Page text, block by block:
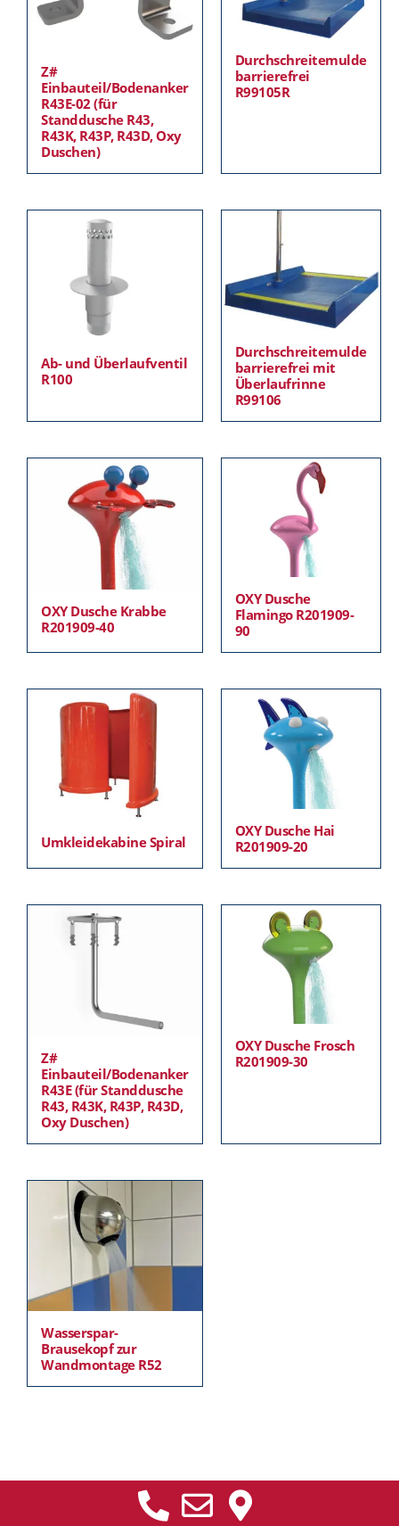
Z#
Einbauteil/Bodenanker
R43E-02 (für
Standdusche R43,
R43K, R43P, R43D, Oxy
Duschen)
Durchschreitemulde
barrierefrei
R99105R
Ab- und Überlaufventil
R100
Durchschreitemulde
barrierefrei mit
Überlaufrinne
R99106
OXY Dusche Krabbe
R201909-40
OXY Dusche
Flamingo R201909-
90
Umkleidekabine Spiral
OXY Dusche Hai
R201909-20
Z#
Einbauteil/Bodenanker
R43E (für Standdusche
R43, R43K, R43P, R43D,
Oxy Duschen)
OXY Dusche Frosch
R201909-30
Wasserspar-
Brausekopf zur
Wandmontage R52